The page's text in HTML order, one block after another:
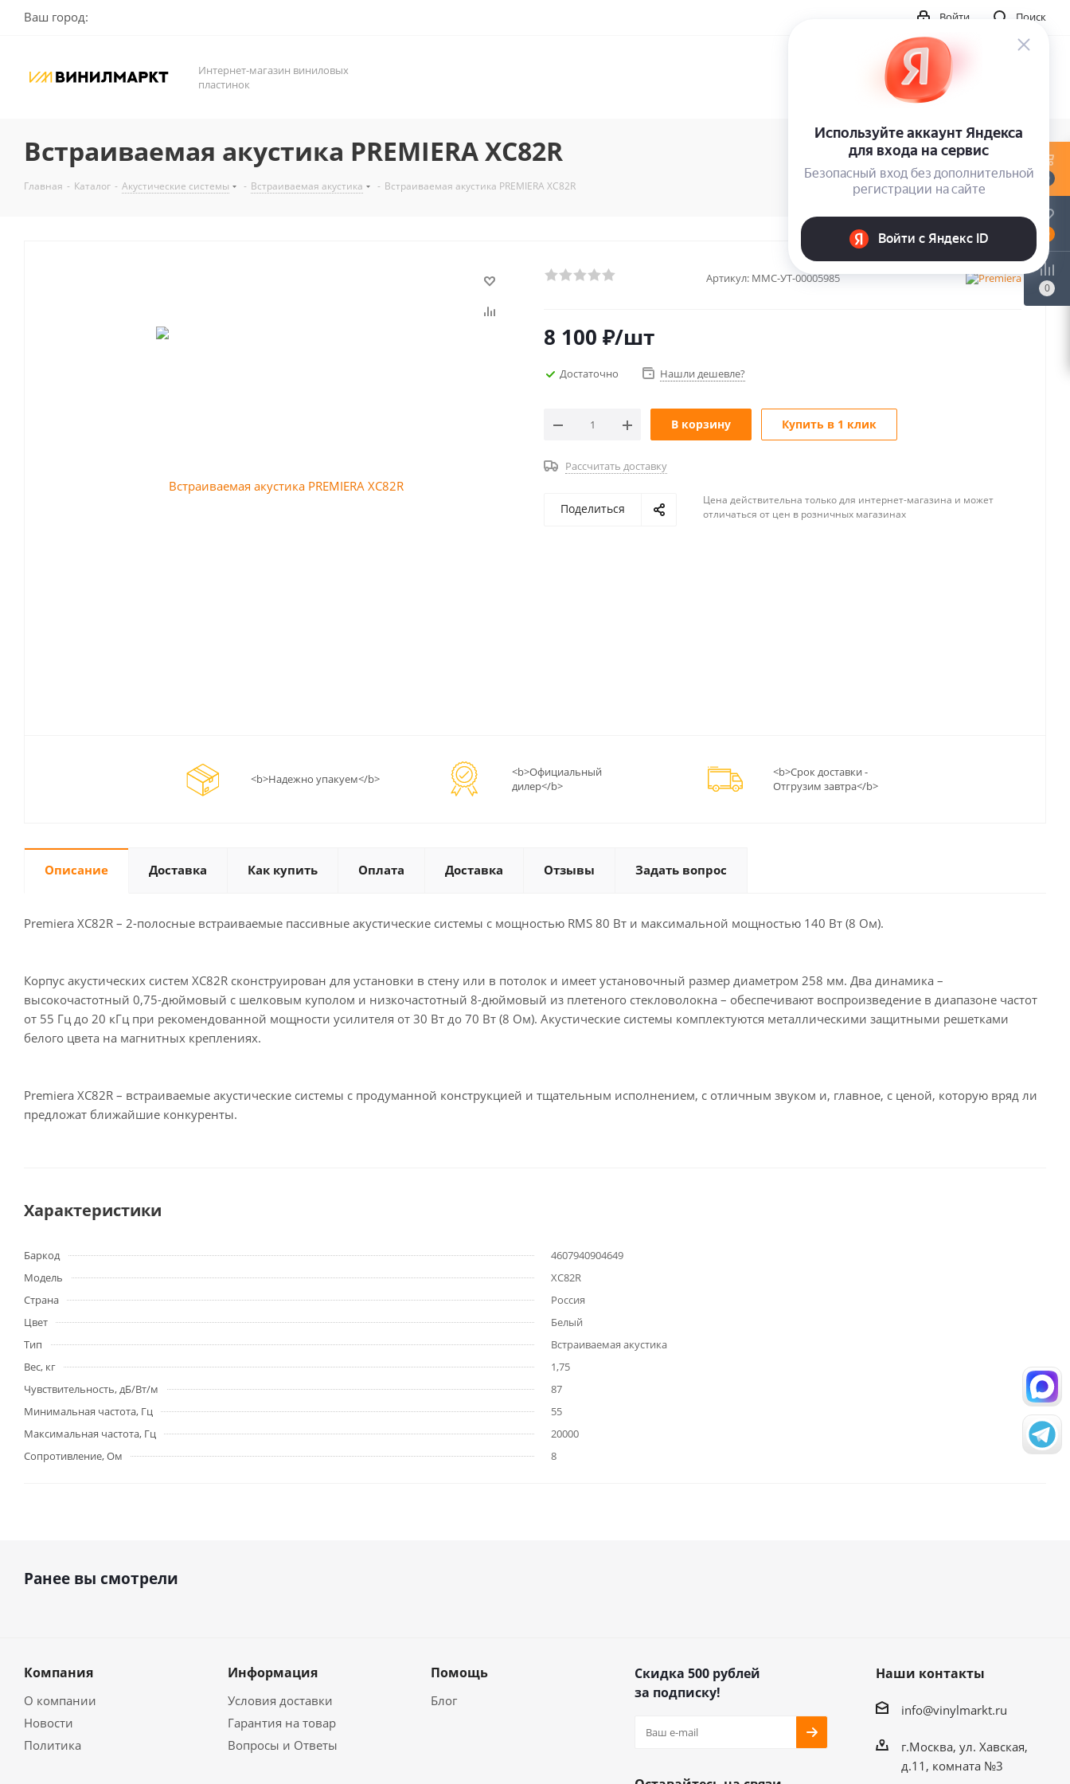
Ваш город: Поиск
Войти
Интернет-магазин виниловых
пластинок
Встраиваемая акустика PREMIERA XC82R
Главная - Каталог - Акустические системы - Встраиваемая акустика - Встраиваемая акустика PREMIERA XC82R
Артикул: MMC-УТ-00005985
8 100 ₽/шт
Достаточно Нашли дешевле?
В корзину Купить в 1 клик
Рассчитать доставку
Поделиться
Цена действительна только для интернет-магазина и может
отличаться от цен в розничных магазинах
<b>Надежно упакуем</b>
<b>Официальный
дилер</b>
<b>Срок доставки -
Отгрузим завтра</b>
Описание Доставка Как купить Оплата Доставка Отзывы Задать вопрос
Premiera XC82R – 2-полосные встраиваемые пассивные акустические системы с мощностью RMS 80 Вт и максимальной мощностью 140 Вт (8 Ом).
Корпус акустических систем XC82R сконструирован для установки в стену или в потолок и имеет установочный размер диаметром 258 мм. Два динамика –
высокочастотный 0,75-дюймовый с шелковым куполом и низкочастотный 8-дюймовый из плетеного стекловолокна – обеспечивают воспроизведение в диапазоне частот
от 55 Гц до 20 кГц при рекомендованной мощности усилителя от 30 Вт до 70 Вт (8 Ом). Акустические системы комплектуются металлическими защитными решетками
белого цвета на магнитных креплениях.
Premiera XC82R – встраиваемые акустические системы с продуманной конструкцией и тщательным исполнением, с отличным звуком и, главное, с ценой, которую вряд ли
предложат ближайшие конкуренты.
Характеристики
Баркод
4607940904649
Модель
XC82R
Страна
Россия
Цвет
Белый
Тип
Встраиваемая акустика
Вес, кг
1,75
Чувствительность, дБ/Вт/м
87
Минимальная частота, Гц
55
Максимальная частота, Гц
20000
Сопротивление, Ом
8
Ранее вы смотрели
Компания
О компании
Новости
Политика
Информация
Условия доставки
Гарантия на товар
Вопросы и Ответы
Помощь
Блог
Скидка 500 рублей
за подписку!
Наши контакты
info@vinylmarkt.ru
г.Москва, ул. Хавская,
д.11, комната №3
0
0
0